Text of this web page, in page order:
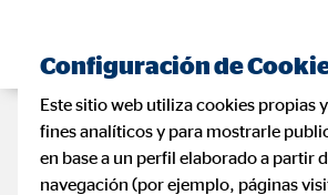
Configuración de
Este sitio web utiliza cookies propias
fines analíticos y para mostrarle
en base a un perfil elaborado a partir
navegación (por ejemplo, páginas